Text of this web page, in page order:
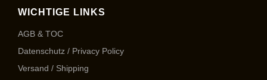
WICHTIGE LINKS
AGB & TOC
Datenschutz / Privacy Policy
Versand / Shipping